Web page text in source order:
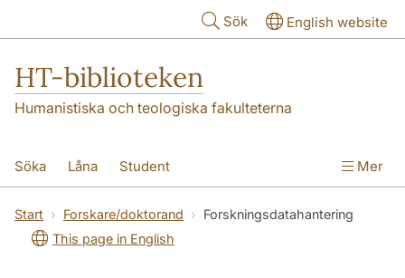
Sök English website
HT-biblioteken
Humanistiska och teologiska fakulteterna
Söka Låna Student
Forskare/doktorand Lärare Kontakt
Om oss
Mer
Start Forskare/doktorand
Forskningsdatahantering
This page in English